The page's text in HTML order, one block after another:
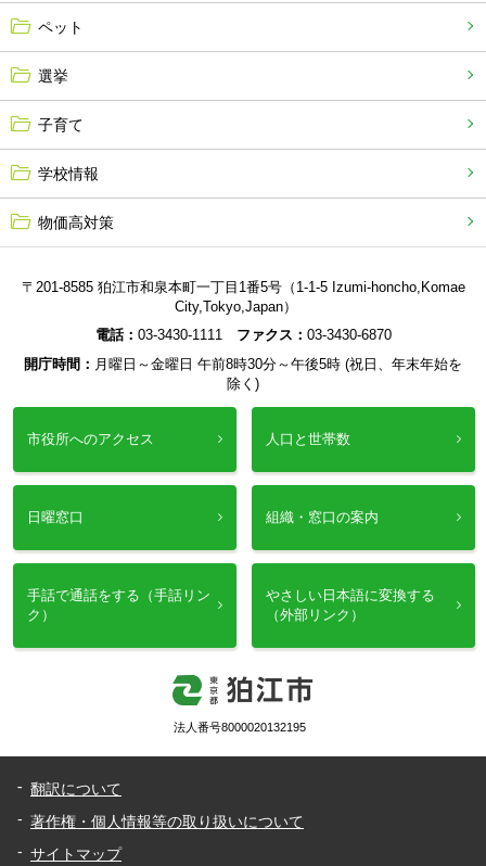
ペット
選挙
子育て
学校情報
物価高対策
〒201-8585 狛江市和泉本町一丁目1番5号（1-1-5 Izumi-honcho,Komae
City,Tokyo,Japan）
電話： 03-3430-1111 ファクス： 03-3430-6870
開庁時間： 月曜日～金曜日 午前8時30分～午後5時 (祝日、年末年始を
除く)
市役所へのアクセス 人口と世帯数
日曜窓口 組織・窓口の案内
手話で通話をする（手話リン
ク）
やさしい日本語に変換する
（外部リンク）
法人番号8000020132195
翻訳について
著作権・個人情報等の取り扱いについて
サイトマップ